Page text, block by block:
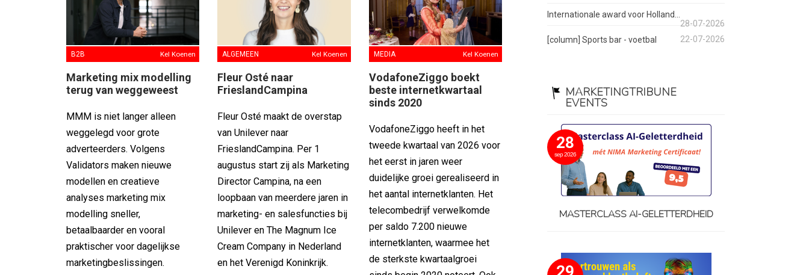
B2B Kel Koenen
Marketing mix modelling
terug van weggeweest
MMM is niet langer alleen
weggelegd voor grote
adverteerders. Volgens
Validators maken nieuwe
modellen en creatieve
analyses marketing mix
modelling sneller,
betaalbaarder en vooral
praktischer voor dagelijkse
marketingbeslissingen.
ALGEMEEN Kel Koenen
Fleur Osté naar
FrieslandCampina
Fleur Osté maakt de overstap
van Unilever naar
FrieslandCampina. Per 1
augustus start zij als Marketing
Director Campina, na een
loopbaan van meerdere jaren in
marketing- en salesfuncties bij
Unilever en The Magnum Ice
Cream Company in Nederland
en het Verenigd Koninkrijk.
MEDIA Kel Koenen
VodafoneZiggo boekt
beste internetkwartaal
sinds 2020
VodafoneZiggo heeft in het
tweede kwartaal van 2026 voor
het eerst in jaren weer
duidelijke groei gerealiseerd in
het aantal internetklanten. Het
telecombedrijf verwelkomde
per saldo 7.200 nieuwe
internetklanten, waarmee het
de sterkste kwartaalgroei
Internationale award voor Holland...
28-07-2026
[column] Sports bar - voetbal
22-07-2026
MARKETINGTRIBUNE
EVENTS
28
sep 2026
MASTERCLASS AI-GELETTERDHEID